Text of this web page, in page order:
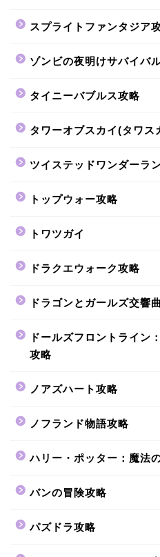
スプライトファンタジア
ゾンビの夜明けサバイバ
タイニーバブルス攻略
タワーオブスカイ(タワス
ツイステッドワンダーラ
トップウォー攻略
トワツガイ
ドラクエウォーク攻略
ドラゴンとガールズ交響
ドールズフロントライン
攻略
ノアズハート攻略
ノフランド物語攻略
ハリー・ポッター：魔法
バンの冒険攻略
パズドラ攻略